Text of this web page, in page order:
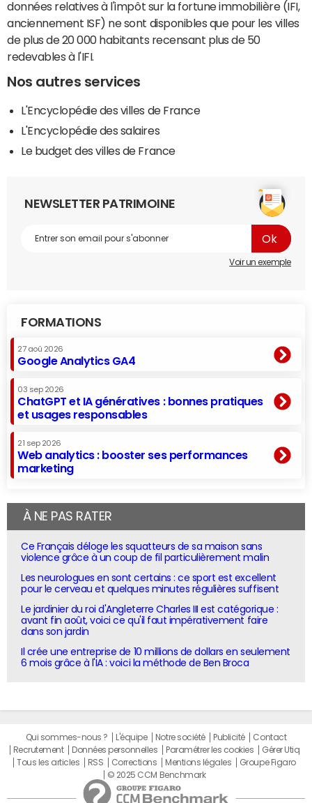
données relatives à l'impôt sur la fortune immobilière (IFI,
anciennement ISF) ne sont disponibles que pour les villes
de plus de 20 000 habitants recensant plus de 50
redevables à l'IFI.
Nos autres services
L'Encyclopédie des villes de France
L'Encyclopédie des salaires
Le budget des villes de France
NEWSLETTER PATRIMOINE
Voir un exemple
FORMATIONS
27 aoû 2026
Google Analytics GA4
03 sep 2026
ChatGPT et IA génératives : bonnes pratiques
et usages responsables
21 sep 2026
Web analytics : booster ses performances
marketing
À NE PAS RATER
Ce Français déloge les squatteurs de sa maison sans
violence grâce à un coup de fil particulièrement malin
Les neurologues en sont certains : ce sport est excellent
pour le cerveau et quelques minutes régulières suffisent
Le jardinier du roi d'Angleterre Charles III est catégorique :
avant fin août, voici ce qu'il faut impérativement faire
dans son jardin
Il crée une entreprise de 10 millions de dollars en seulement
6 mois grâce à l'IA : voici la méthode de Ben Broca
Qui sommes-nous ? L'équipe Notre société Publicité
Contact
Recrutement
Données personnelles Paramétrer les cookies
Gérer Utiq
Tous les articles
RSS Corrections Mentions légales
Groupe Figaro
© 2025 CCM Benchmark